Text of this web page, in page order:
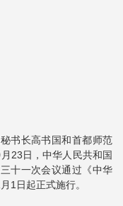
书长高书国和首都师范
23日，中华人民共和国
十一次会议通过《中华
1日起正式施行。